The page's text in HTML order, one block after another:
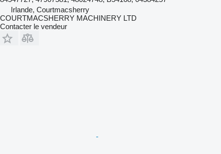
Irlande, Courtmacsherry
COURTMACSHERRY MACHINERY LTD
Contacter le vendeur